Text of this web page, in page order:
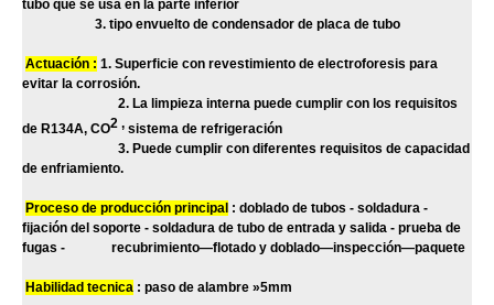
tubo que se usa en la parte inferior
3. tipo envuelto de condensador de placa de tubo
Actuación : 1. Superficie con revestimiento de electroforesis para
evitar la corrosión.
2. La limpieza interna puede cumplir con los requisitos
de R134A, CO2 , sistema de refrigeración
3. Puede cumplir con diferentes requisitos de capacidad
de enfriamiento.
Proceso de producción principal : doblado de tubos - soldadura -
fijación del soporte - soldadura de tubo de entrada y salida - prueba de
fugas - recubrimiento—flotado y doblado—inspección—paquete
Habilidad tecnica : paso de alambre »5mm